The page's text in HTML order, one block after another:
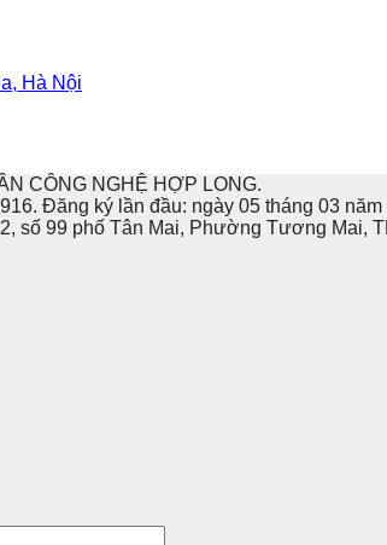
Hà Nội
CÔNG NGHỆ HỢP LONG.
Đăng ký lần đầu: ngày 05 tháng 03 năm
số 99 phố Tân Mai, Phường Tương Mai,